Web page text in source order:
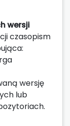
wersji
czasopism
wersję
lub